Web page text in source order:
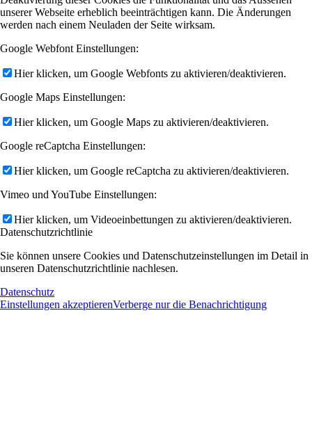
unserer Webseite erheblich beeinträchtigen kann. Die Änderungen
werden nach einem Neuladen der Seite wirksam.
Google Webfont Einstellungen:
Hier klicken, um Google Webfonts zu aktivieren/deaktivieren.
Google Maps Einstellungen:
Hier klicken, um Google Maps zu aktivieren/deaktivieren.
Google reCaptcha Einstellungen:
Hier klicken, um Google reCaptcha zu aktivieren/deaktivieren.
Vimeo und YouTube Einstellungen:
Hier klicken, um Videoeinbettungen zu aktivieren/deaktivieren.
Datenschutzrichtlinie
Sie können unsere Cookies und Datenschutzeinstellungen im Detail in
unseren Datenschutzrichtlinie nachlesen.
Datenschutz
Einstellungen akzeptierenVerberge nur die Benachrichtigung